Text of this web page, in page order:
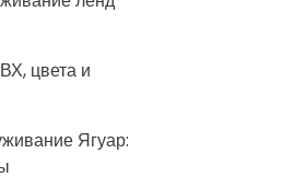
цвета и
Ягуар: